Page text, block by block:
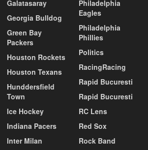
Galatasaray
Georgia Bulldog
Green Bay
Packers
Houston Rockets
Houston Texans
Hunddersfield
Town
Ice Hockey
Indiana Pacers
Inter Milan
Philadelphia
Eagles
Philadelphia
Phillies
Politics
RacingRacing
Rapid Bucuresti
Rapid Bucuresti
RC Lens
Red Sox
Rock Band